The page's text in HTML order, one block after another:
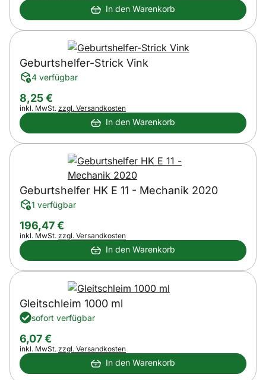
In den Warenkorb
Geburtshelfer-Strick Vink
4 verfügbar
8,25€
Steuerhinweis:
inkl. MwSt. zzgl. Versandkosten
In den Warenkorb
Geburtshelfer HK E 11 - Mechanik 2020
1 verfügbar
196,47€
Steuerhinweis:
inkl. MwSt. zzgl. Versandkosten
In den Warenkorb
Gleitschleim 1000 ml
sofort verfügbar
6,07€
Steuerhinweis:
inkl. MwSt. zzgl. Versandkosten
In den Warenkorb